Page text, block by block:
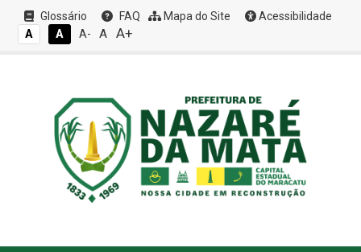
Glossário FAQ Mapa do Site
Acessibilidade
A
A A- A A+